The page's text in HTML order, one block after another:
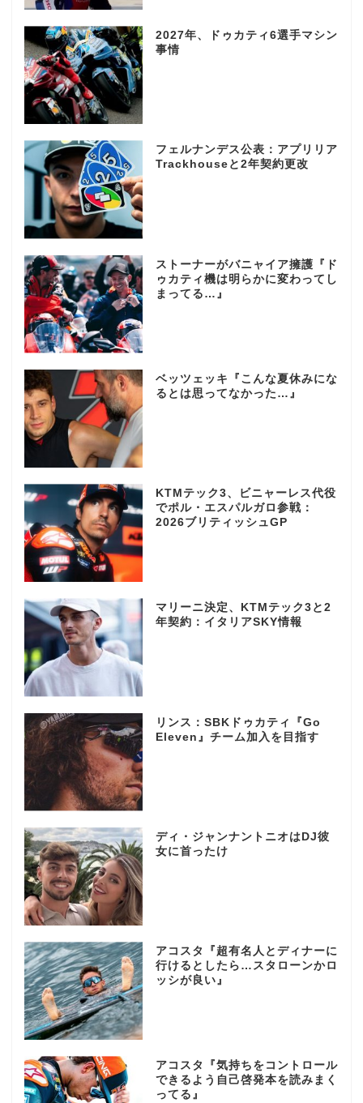
2027年、ドゥカティ6選手マシン
事情
フェルナンデス公表：アプリリア
Trackhouseと2年契約更改
ストーナーがバニャイア擁護『ド
ゥカティ機は明らかに変わってし
まってる…』
ベッツェッキ『こんな夏休みにな
るとは思ってなかった…』
KTMテック3、ビニャーレス代役
でポル・エスパルガロ参戦：
2026ブリティッシュGP
マリーニ決定、KTMテック3と2
年契約：イタリアSKY情報
リンス：SBKドゥカティ『Go
Eleven』チーム加入を目指す
ディ・ジャンナントニオはDJ彼
女に首ったけ
アコスタ『超有名人とディナーに
行けるとしたら…スタローンかロ
ッシが良い』
アコスタ『気持ちをコントロール
できるよう自己啓発本を読みまく
ってる』